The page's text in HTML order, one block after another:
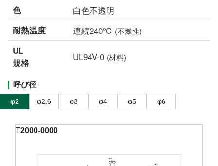
色 白色不透明
耐熱温度 連続240℃ (不燃性)
UL
規格
UL94V-0 (材料)
呼び径
φ2 φ2.6 φ3 φ4 φ5 φ6
T2000-0000